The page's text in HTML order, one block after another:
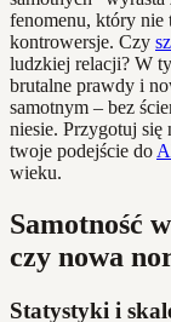
fenomenu, który nie
kontrowersje. Czy
ludzkiej relacji? W
brutalne prawdy i
samotnym – bez
niesie. Przygotuj się
twoje podejście do
wieku.
Samotność
czy nowa
Statystyki i